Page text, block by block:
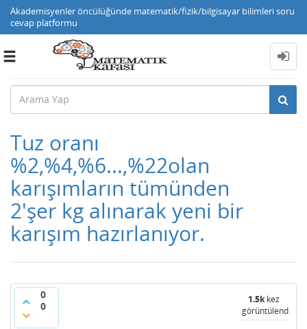
Akademisyenler öncülüğünde matematik/fizik/bilgisayar bilimleri soru
cevap platformu
Toggle
Tuz oranı
%2,%4,%6...,%22olan
karışımların tümünden
2'şer kg alınarak yeni bir
karışım hazırlanıyor.
0
0
1.5kkez
görüntülendi